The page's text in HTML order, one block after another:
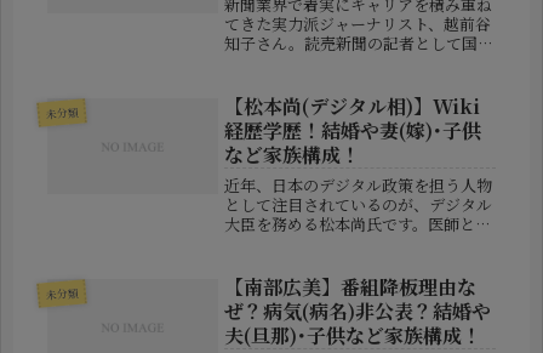
てきた実力派ジャーナリスト、越前谷
知子さん。読売新聞の記者として国内
わたります。この記事では、越前谷知
子さんの人物像をはじめ、これまでの
経...
未分類
【松本尚(デジタル相)】Wiki
経歴学歴！結婚や妻(嫁)･子供
など家族構成！
近年、日本のデジタル政策を担う人物
として注目されているのが、デジタル
大臣を務める松本尚氏です。医師とし
持ち込んだことで知られています。本
記事では、松本尚氏のこれまでの歩み
や...
未分類
【南部広美】番組降板理由な
ぜ？病気(病名)非公表？結婚や
夫(旦那)･子供など家族構成！